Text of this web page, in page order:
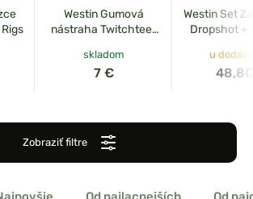
Westin Gumová
nástraha Twitchteez
skladom
7 €
Westin Set
Dropshot +
u
Zobraziť filtre